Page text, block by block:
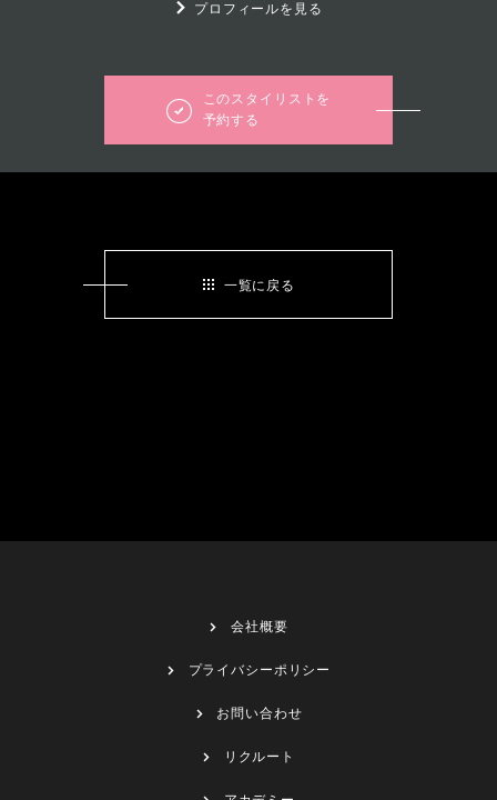
プロフィールを見る
このスタイリストを
予約する
一覧に戻る
会社概要
プライバシーポリシー
お問い合わせ
リクルート